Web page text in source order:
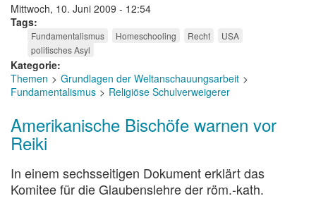
Mittwoch, 10. Juni 2009 - 12:54
Tags
Fundamentalismus Homeschooling Recht
USA
politisches Asyl
Kategorie
Themen
Grundlagen der Weltanschauungsarbeit
Fundamentalismus
Religiöse Schulverweigerer
Amerikanische Bischöfe warnen vor
Reiki
In einem sechsseitigen Dokument erklärt das
Komitee für die Glaubenslehre der röm.-kath.